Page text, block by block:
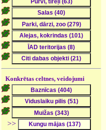
Konkrētas celtnes, veidojumi
>>